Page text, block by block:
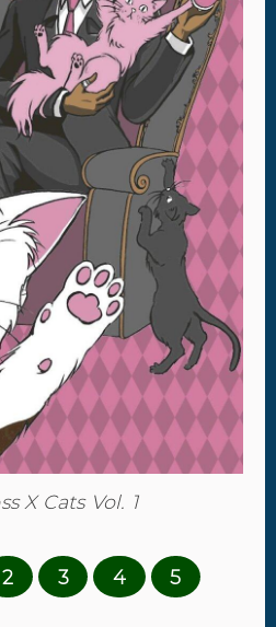
X Cats Vol. 1
2 3 4 5